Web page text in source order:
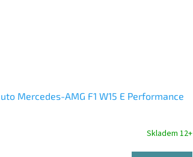
Mercedes-AMG F1 W15 E Performance
Skladem 12+